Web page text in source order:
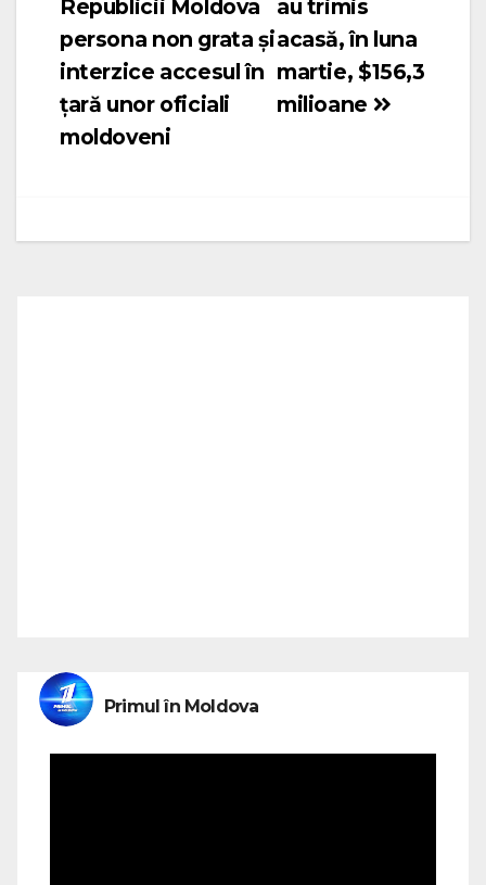
au trimis
acasă, în luna
martie, $156,3
milioane
Republicii Moldova
persona non grata și
interzice accesul în
țară unor oficiali
moldoveni
Primul în Moldova